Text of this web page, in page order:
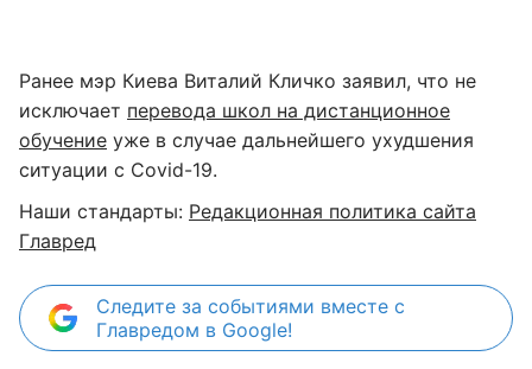
Ранее мэр Киева Виталий Кличко заявил, что не
исключает перевода школ на дистанционное
обучение уже в случае дальнейшего ухудшения
ситуации с Covid-19.
Наши стандарты: Редакционная политика сайта
Главред
Следите за событиями вместе с
Главредом в Google!